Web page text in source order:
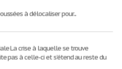
à délocaliser pour...
La crise à laquelle se trouve
pas à celle-ci et s’étend au reste du